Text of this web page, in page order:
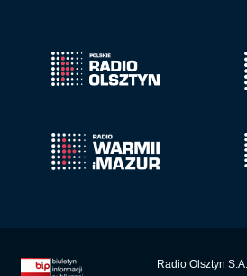
Radio Olsztyn S.A.